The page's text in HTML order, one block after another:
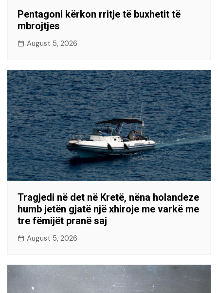
Pentagoni kërkon rritje të buxhetit të
mbrojtjes
August 5, 2026
Tragjedi në det në Kretë, nëna holandeze
humb jetën gjatë një xhiroje me varkë me
tre fëmijët pranë saj
August 5, 2026